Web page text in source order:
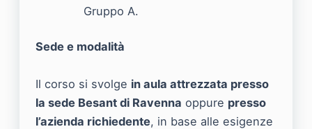
Gruppo A.
Sede e modalità
Il corso si svolge in aula attrezzata presso
la sede Besant di Ravenna oppure presso
l’azienda richiedente, in base alle esigenze